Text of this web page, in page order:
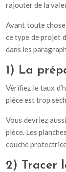
rajouter de la
Avant toute
ce type de projet
dans les
1) La
Vérifiez le taux
pièce est trop
Vous devriez
pièce. Les
couche
2) Tracer